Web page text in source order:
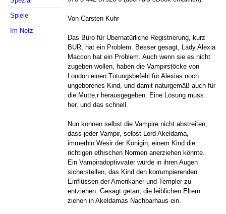
Spiele
Im Netz
Von Carsten Kuhr
Das Büro für Übernatürliche Registrierung, kurz
BUR, hat ein Problem. Besser gesagt, Lady Alexia
Maccon hat ein Problem. Auch wenn sie es nicht
zugeben wollen, haben die Vampirstöcke von
London einen Tötungsbefehl für Alexias noch
ungeborenes Kind, und damit naturgemäß auch für
die Mutte,r herausgegeben. Eine Lösung muss
her, und das schnell.
Nun können selbst die Vampire nicht abstreiten,
dass jeder Vampir, selbst Lord Akeldama,
immerhin Wesir der Königin, einem Kind die
richtigen ethischen Normen anerziehen könnte.
Ein Vampiradoptivvater würde in ihren Augen
sicherstellen, das Kind den korrumpierenden
Einflüssen der Amerikaner und Templer zu
entziehen. Gesagt getan, die leiblichen Eltern
ziehen in Akeldamas Nachbarhaus ein.